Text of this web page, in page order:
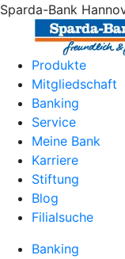
Sparda-Bank
Produkte
Mitgliedschaft
Banking
Service
Meine Bank
Karriere
Stiftung
Blog
Filialsuche
Banking